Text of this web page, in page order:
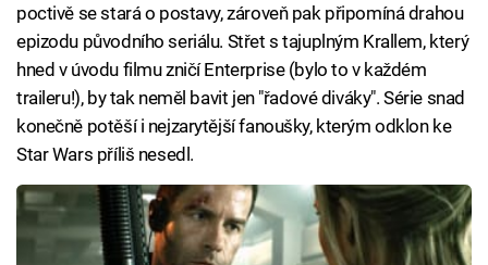
poctivě se stará o postavy, zároveň pak připomíná drahou
epizodu původního seriálu. Střet s tajuplným Krallem, který
hned v úvodu filmu zničí Enterprise (bylo to v každém
traileru!), by tak neměl bavit jen "řadové diváky". Série snad
konečně potěší i nejzarytější fanoušky, kterým odklon ke
Star Wars příliš nesedl.